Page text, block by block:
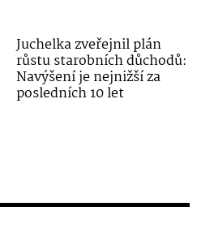
Juchelka zveřejnil plán
růstu starobních důchodů:
Navýšení je nejnižší za
posledních 10 let